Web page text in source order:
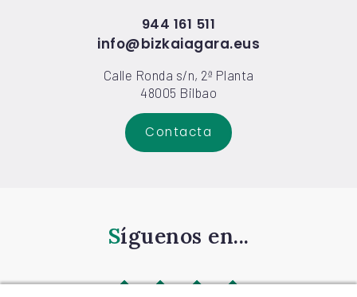
944 161 511
info@bizkaiagara.eus
Calle Ronda s/n, 2ª Planta
48005 Bilbao
Contacta
Síguenos en...